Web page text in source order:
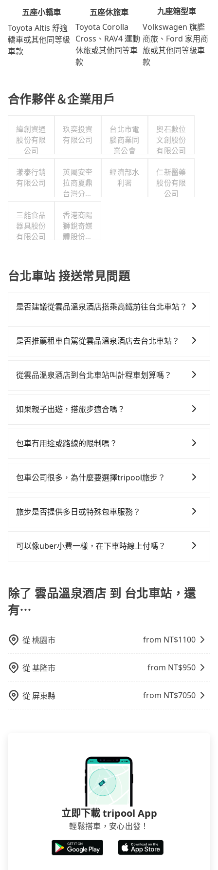
五座小轎車
Toyota Altis 舒適
轎車或其他同等級
車款
五座休旅車
Toyota Corolla
Cross、RAV4 運動
休旅或其他同等車
款
九座箱型車
Volkswagen 旗艦
商旅、Ford 家用商
旅或其他同等級車
款
合作夥伴＆企業用戶
緯創資通
股份有限
公司
玖奕投資
有限公司
台北市電
腦商業同
業公會
奧石數位
文創股份
有限公司
漾泰行銷
有限公司
英屬安奎
拉商夏鼎
台灣分公
經濟部水
利署
仁新醫藥
股份有限
公司
三能食品
器具股份
有限公司
香港商陽
獅銳奇媒
體股份有
台北車站 接送常見問題
是否建議從雲品溫泉酒店搭乘高鐵前往台北車站？
較貴，且難叫計程車前往高鐵站！從最早06:05一直到
站，叫一輛計程車花費約2,500元、車程約70分鐘。抵達
站前往台北高鐵站，每人票價700元，再用15分鐘出
合法執照的計程車僅有300多輛，計程車的密度為雙北的
攔。縱使幸運攔到一輛小黃了，南投縣少部分小黃司機
費約1,490元，費時2小時46分鐘。長距離移動確實搭乘
還是比較划算的。如果你僅有兩位乘車，也可參考
是否推薦租車自駕從雲品溫泉酒店去台北車站？
時不需要閉目養神（因為要自己開車），最重要的是你
$115~205承租小轎車，每公里再額外加收$3.2，從雲品
返回），雖已將eTag和可能的每小時40元路邊停車費用
Yaris、Prius C、Vios這類乘坐體驗較差的車款，如果人
發現仍有上一組乘客遺留的垃圾或者撞凹的車門仍未被
還，又或者要還車時卻偏偏找不到停車位，對於急著用
距離，在遇到下雨天或者載行李時，就顯得非常不便。
從雲品溫泉酒店到台北車站叫計程車划算嗎？
灣大車隊和Yoxi，如果在路邊攔不到車，也可考慮打電
元間，但如改預約tripool可省高達$4,700。但如果你無
說要臨時叫到小黃的難度是台北或新北的500倍之多。再
綜合以上，無論在價格或服務品質上，tripool都是你從
如果親子出遊，搭旅步適合嗎？
椅及兒童用增高墊供您選購(租借300元/個)，讓您和孩子
包車有用途或路線的限制嗎？
方，只要是長途交通且途中遵守台灣法律，無論是清明
檢疫、預約叫車、機場接送、定期洗腎、包月上下班，
司報帳打統編，在結帳時可以受理，並於乘車後一週內
包車公司很多，為什麼要選擇tripool旅步？
以依照您行程人數的需求進行選擇。此外，為確保您的
無隱藏費用，且還提供優於其他業者更彈性的取消政
tripool旅步絕對是您值得信任的不二選擇！
旅步是否提供多日或特殊包車服務？
專人回覆您。
可以像uber小費一樣，在下車時線上付嗎？
除了 雲品溫泉酒店 到 台北車站，還
有⋯
從桃園市 from NT$1100
從基隆市 from NT$950
從 屏東縣 from NT$7050
立即下載 tripool App
輕鬆搭車，安心出發！